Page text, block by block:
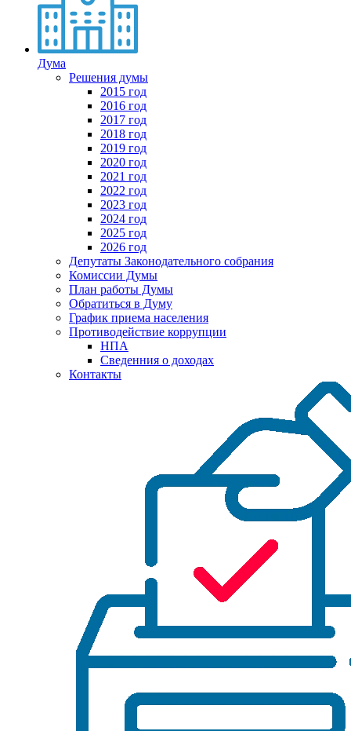
Дума
Решения думы
2015 год
2016 год
2017 год
2018 год
2019 год
2020 год
2021 год
2022 год
2023 год
2024 год
2025 год
2026 год
Депутаты Законодательного собрания
Комиссии Думы
План работы Думы
Обратиться в Думу
График приема населения
Противодействие коррупции
НПА
Сведенния о доходах
Контакты